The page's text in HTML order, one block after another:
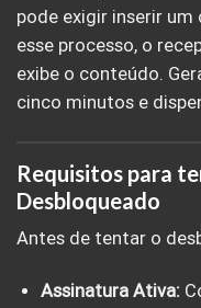
pode exigir inserir
esse processo, o
exibe o conteúdo.
cinco minutos e
Requisitos para
Desbloqueado
Antes de tentar o
Assinatura Ativa: